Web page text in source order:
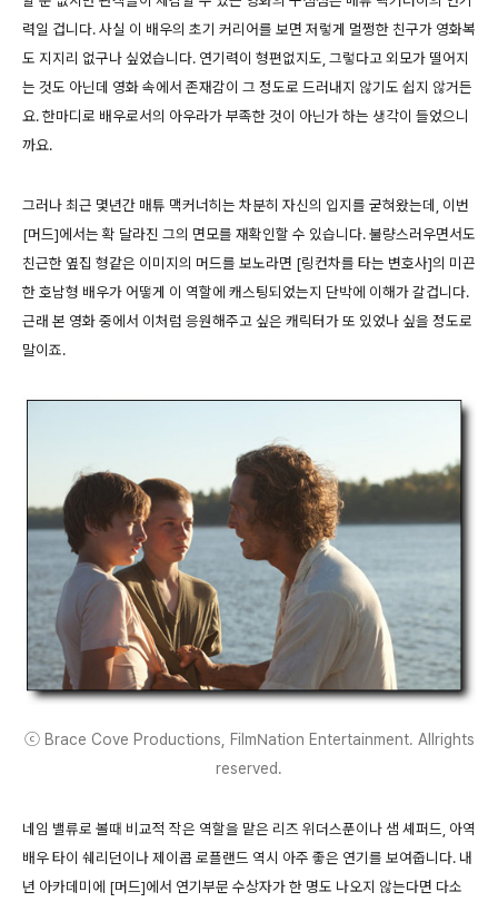
력일 겁니다. 사실 이 배우의 초기 커리어를 보면 저렇게 멀쩡한 친구가 영화복
도 지지리 없구나 싶었습니다. 연기력이 형편없지도, 그렇다고 외모가 떨어지
는 것도 아닌데 영화 속에서 존재감이 그 정도로 드러내지 않기도 쉽지 않거든
요. 한마디로 배우로서의 아우라가 부족한 것이 아닌가 하는 생각이 들었으니
까요.
그러나 최근 몇년간 매튜 맥커너히는 차분히 자신의 입지를 굳혀왔는데, 이번
[머드]에서는 확 달라진 그의 면모를 재확인할 수 있습니다. 불량스러우면서도
친근한 옆집 형같은 이미지의 머드를 보노라면 [링컨차를 타는 변호사]의 미끈
한 호남형 배우가 어떻게 이 역할에 캐스팅되었는지 단박에 이해가 갈겁니다.
근래 본 영화 중에서 이처럼 응원해주고 싶은 캐릭터가 또 있었나 싶을 정도로
말이죠.
ⓒ Brace Cove Productions, FilmNation Entertainment. Allrights
reserved.
네임 밸류로 볼때 비교적 작은 역할을 맡은 리즈 위더스푼이나 샘 셰퍼드, 아역
배우 타이 쉐리던이나 제이콥 로플랜드 역시 아주 좋은 연기를 보여줍니다. 내
년 아카데미에 [머드]에서 연기부문 수상자가 한 명도 나오지 않는다면 다소